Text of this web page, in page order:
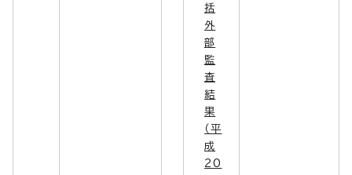
括
外
部
監
査
結
果
（平
成
20